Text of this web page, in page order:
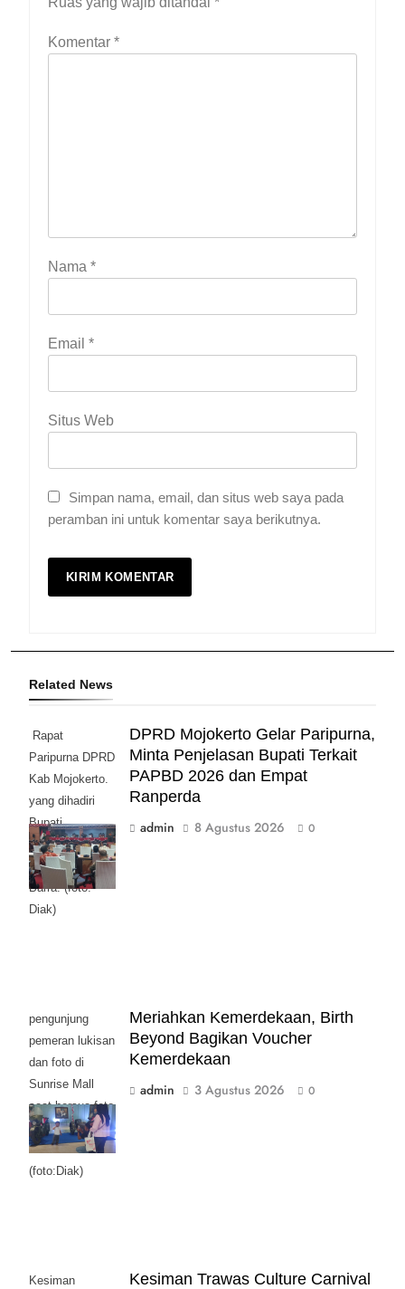
Komentar *
Nama *
Email *
Situs Web
Simpan nama, email, dan situs web saya pada
peramban ini untuk komentar saya berikutnya.
Related News
Rapat
Paripurna DPRD
Kab Mojokerto.
yang dihadiri
Bupati
Mojokerto
Muhamad Al
Barra. (foto:
Diak)
DPRD Mojokerto Gelar Paripurna,
Minta Penjelasan Bupati Terkait
PAPBD 2026 dan Empat
Ranperda
admin
8 Agustus 2026 0
pengunjung
pemeran lukisan
dan foto di
Sunrise Mall
saat bersua foto
bersama Moge
Klasik.
(foto:Diak)
Meriahkan Kemerdekaan, Birth
Beyond Bagikan Voucher
Kemerdekaan
admin
3 Agustus 2026 0
Kesiman
Kesiman Trawas Culture Carnival